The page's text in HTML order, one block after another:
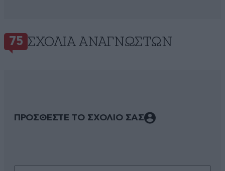
75 ΣΧΌΛΙΑ ΑΝΑΓΝΩΣΤΏΝ
ΠΡΟΣΘΕΣΤΕ ΤΟ ΣΧΟΛΙΟ ΣΑΣ